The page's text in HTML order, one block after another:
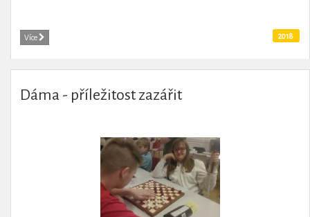
Více 2018
Dáma - příležitost zazářit